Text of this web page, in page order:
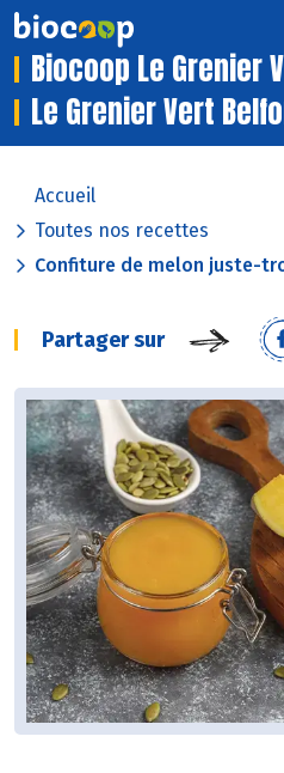
Biocoop Le Grenier
Le Grenier Vert
Accueil
Toutes nos recettes
Confiture de melon juste-
Partager sur